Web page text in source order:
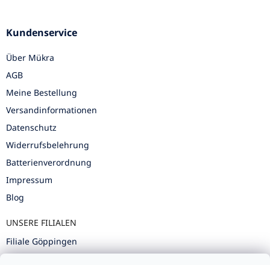
Kundenservice
Über Mükra
AGB
Meine Bestellung
Versandinformationen
Datenschutz
Widerrufsbelehrung
Batterienverordnung
Impressum
Blog
UNSERE FILIALEN
Filiale Göppingen